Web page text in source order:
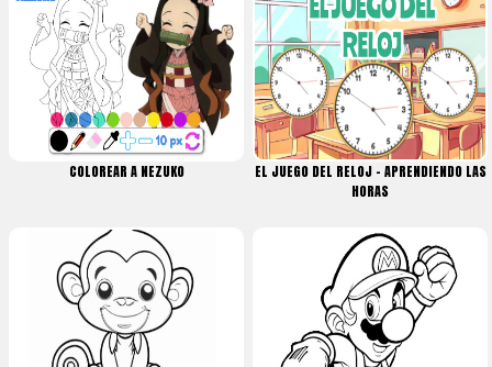
COLOREAR A NEZUKO
EL JUEGO DEL RELOJ – APRENDIENDO LAS
HORAS